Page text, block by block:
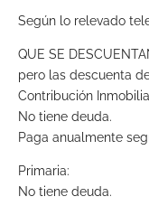
Según lo relevado
QUE SE
pero las descuenta
Contribución
No tiene deuda.
Paga anualmente
Primaria:
No tiene deuda.